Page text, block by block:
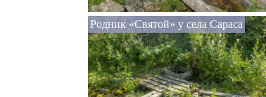
Родник «Святой» у села Сараса